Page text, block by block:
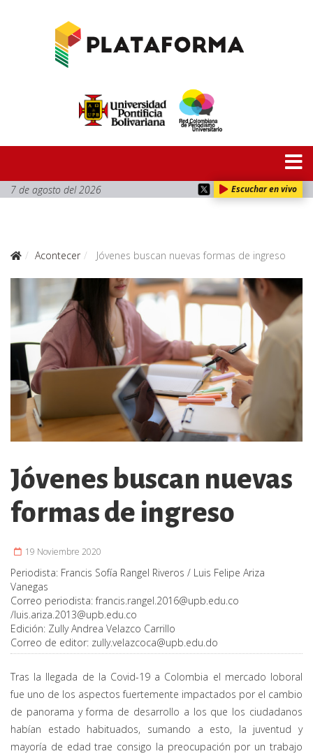
7 de agosto del 2026 Escuchar en vivo
Acontecer Jóvenes buscan nuevas formas de ingreso
Jóvenes buscan nuevas
formas de ingreso
19 Noviembre 2020
Periodista: Francis Sofía Rangel Riveros / Luis Felipe Ariza
Vanegas
Correo periodista:francis.rangel.2016@upb.edu.co
/luis.ariza.2013@upb.edu.co
Edición: Zully Andrea Velazco Carrillo
Correo de editor: zully.velazcoca@upb.edu.do
Tras la llegada de la Covid-19 a Colombia el mercado loboral
fue uno de los aspectos fuertemente impactados por el cambio
de panorama y forma de desarrollo a los que los ciudadanos
habían estado habituados, sumando a esto, la juventud y
mayoría de edad trae consigo la preocupación por un trabajo